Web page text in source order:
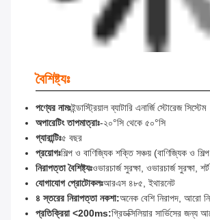
বৈশিষ্ট্যঃ
পণ্যের নামঃইন্ডাস্ট্রিয়াল ব্যাটারি এনার্জি স্টোরেজ সিস্টেম
অপারেটিং তাপমাত্রাঃ-২০°সি থেকে ৫০°সি
গ্যারান্টিঃ৫ বছর
প্রয়োগঃশিল্প ও বাণিজ্যিক শক্তি সঞ্চয় (বাণিজ্যিক ও
নিরাপত্তা বৈশিষ্ট্যঃওভারচার্জ সুরক্ষা, ওভারচার্জ সুরক্ষা, শর্ট
যোগাযোগ প্রোটোকলঃআরএস ৪৮৫, ইথারনেট
৪ স্তরের নিরাপত্তা নকশা:অনেক বেশি নিরাপদ, আরো
প্রতিক্রিয়া <200ms:গ্রিডক্সিলিয়ার সার্ভিসের জন্য